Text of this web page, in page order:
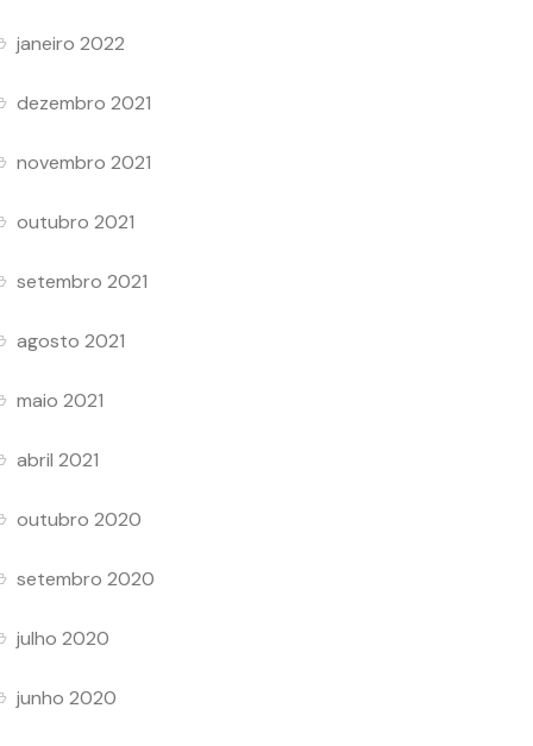
janeiro 2022
dezembro 2021
novembro 2021
outubro 2021
setembro 2021
agosto 2021
maio 2021
abril 2021
outubro 2020
setembro 2020
julho 2020
junho 2020